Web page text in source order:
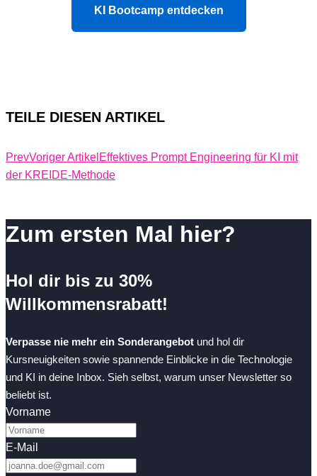
KI Bootcamp entdecken
TEILE DIESEN ARTIKEL
PrevVoriger Artikel Effektives Prompt Engineering für KI mit
der KREIDE-Methode
Zum ersten Mal hier?
Hol dir bis zu 30%
Willkommensrabatt!
Verpasse nie mehr ein Sonderangebot und hol dir
Kursneuigkeiten sowie spannende Einblicke in die Technologie
und KI in deine Inbox. Sieh selbst, warum unser Newsletter so
beliebt ist.
Vorname
E-Mail